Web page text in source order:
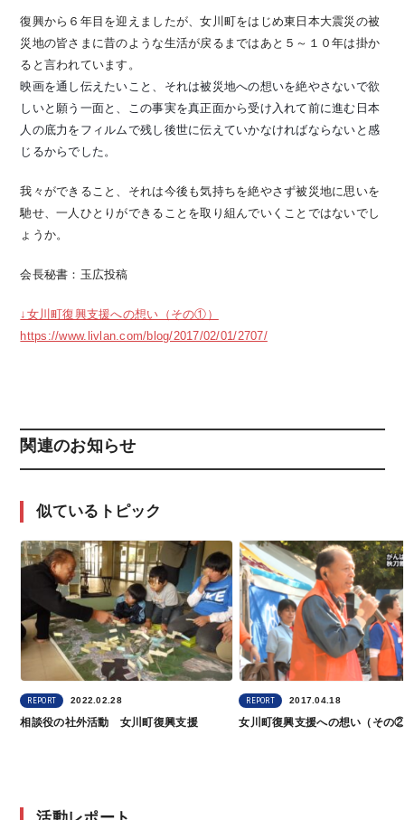
復興から６年目を迎えましたが、女川町をはじめ東日本大震災の被
災地の皆さまに昔のような生活が戻るまではあと５～１０年は掛か
ると言われています。
映画を通し伝えたいこと、それは被災地への想いを絶やさないで欲
しいと願う一面と、この事実を真正面から受け入れて前に進む日本
人の底力をフィルムで残し後世に伝えていかなければならないと感
じるからでした。
我々ができること、それは今後も気持ちを絶やさず被災地に思いを
馳せ、一人ひとりができることを取り組んでいくことではないでし
ょうか。
会長秘書：玉広投稿
↓女川町復興支援への想い（その①）
https://www.livlan.com/blog/2017/02/01/2707/
関連のお知らせ
似ているトピック
REPORT 2022.02.28
相談役の社外活動 女川町復興支援
REPORT 2017.04.18
女川町復興支援への想い（その